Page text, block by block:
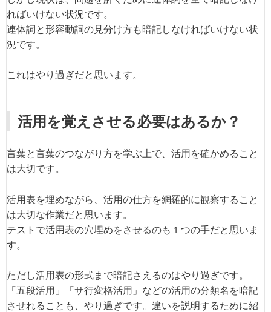
ればいけない状況です。
連体詞と形容動詞の見分け方も暗記しなければいけない状
況です。
これはやり過ぎだと思います。
活用を覚えさせる必要はあるか？
言葉と言葉のつながり方を学ぶ上で、活用を確かめること
は大切です。
活用表を埋めながら、活用の仕方を網羅的に観察すること
は大切な作業だと思います。
テストで活用表の穴埋めをさせるのも１つの手だと思いま
す。
ただし活用表の形式まで暗記さえるのはやり過ぎです。
「五段活用」「サ行変格活用」などの活用の分類名を暗記
させれることも、やり過ぎです。違いを説明するために紹